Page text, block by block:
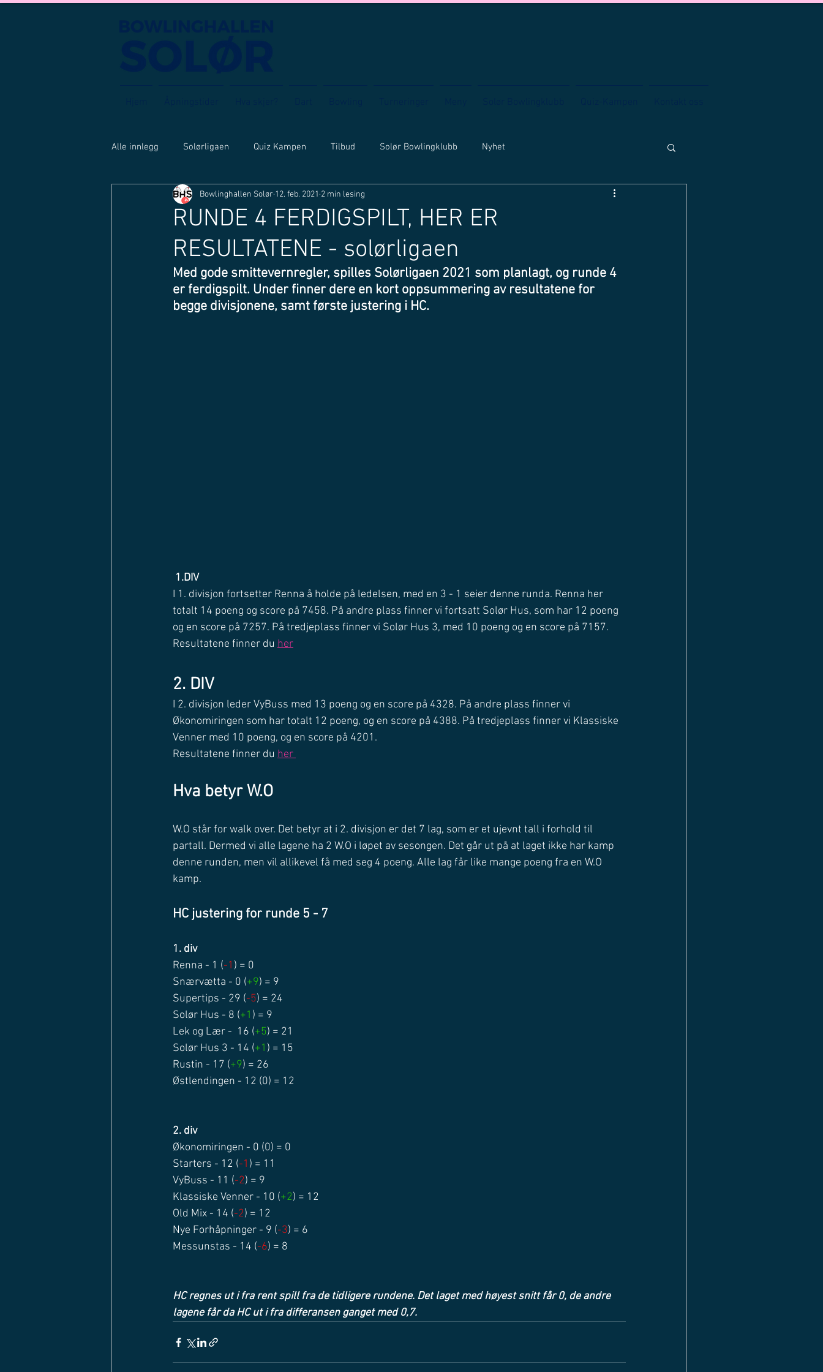
Alle innlegg Solørligaen Quiz Kampen Tilbud Solør Bowlingklubb Nyhet
RUNDE 4 FERDIGSPILT, HER ER
RESULTATENE - solørligaen
Bowlinghallen Solør 12. feb. 2021 2 min lesing
Med gode smittevernregler, spilles Solørligaen 2021 som planlagt, og runde 4
er ferdigspilt. Under finner dere en kort oppsummering av resultatene for
begge divisjonene, samt første justering i HC.
1.DIV
I 1. divisjon fortsetter Renna å holde på ledelsen, med en 3 - 1 seier denne runda. Renna her
totalt 14 poeng og score på 7458. På andre plass finner vi fortsatt Solør Hus, som har 12 poeng
og en score på 7257. På tredjeplass finner vi Solør Hus 3, med 10 poeng og en score på 7157.
Resultatene finner du her
2. DIV
I 2. divisjon leder VyBuss med 13 poeng og en score på 4328. På andre plass finner vi
Økonomiringen som har totalt 12 poeng, og en score på 4388. På tredjeplass finner vi Klassiske
Venner med 10 poeng, og en score på 4201.
Resultatene finner du her
Hva betyr W.O
W.O står for walk over. Det betyr at i 2. divisjon er det 7 lag, som er et ujevnt tall i forhold til
partall. Dermed vi alle lagene ha 2 W.O i løpet av sesongen. Det går ut på at laget ikke har kamp
denne runden, men vil allikevel få med seg 4 poeng. Alle lag får like mange poeng fra en W.O
kamp.
HC justering for runde 5 - 7
1. div
Renna - 1 (-1 ) = 0
Snærvætta - 0 (+9) = 9
Supertips - 29 (-5) = 24
Solør Hus - 8 (+1 ) = 9
Lek og Lær -  16 (+5) = 21
Solør Hus 3 - 14 (+1 ) = 15
Rustin - 17 (+9) = 26
Østlendingen - 12 (0) = 12
2. div
Økonomiringen - 0 (0) = 0
Starters - 12 (-1 ) = 11
VyBuss - 11 (-2) = 9
Klassiske Venner - 10 (+2) = 12
Old Mix - 14 (-2) = 12
Nye Forhåpninger - 9 (-3) = 6
Messunstas - 14 (-6) = 8
HC regnes ut i fra rent spill fra de tidligere rundene. Det laget med høyest snitt får 0, de andre
lagene får da HC ut i fra differansen ganget med 0,7.